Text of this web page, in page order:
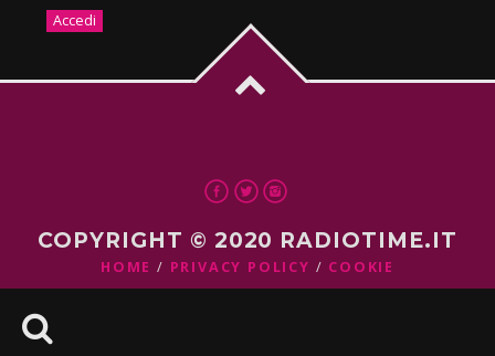
COPYRIGHT © 2020 RADIOTIME.IT
HOME PRIVACY POLICY COOKIE